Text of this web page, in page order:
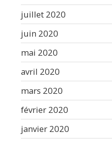
juillet 2020
juin 2020
mai 2020
avril 2020
mars 2020
février 2020
janvier 2020